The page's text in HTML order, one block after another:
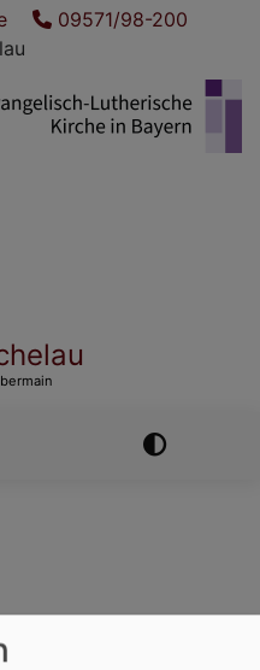
09571/98-200